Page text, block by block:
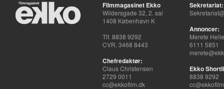
Filmmagasinet Ekko
Wildersgade 32, 2. sal
1408 København K
Tlf. 8838 9292
CVR. 3468 8443
Chefredaktør:
Claus Christensen
2729 0011
cc@ekkofilm.dk
Sekretariat:
Annoncer:
Merete
6111 5851
Ekko
8838 9292